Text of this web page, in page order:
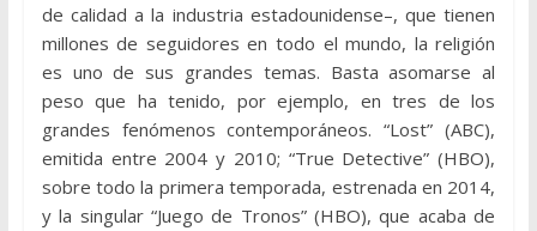
de calidad a la industria estadounidense–, que tienen
millones de seguidores en todo el mundo, la religión
es uno de sus grandes temas. Basta asomarse al
peso que ha tenido, por ejemplo, en tres de los
grandes fenómenos contemporáneos. “Lost” (ABC),
emitida entre 2004 y 2010; “True Detective” (HBO),
sobre todo la primera temporada, estrenada en 2014,
y la singular “Juego de Tronos” (HBO), que acaba de